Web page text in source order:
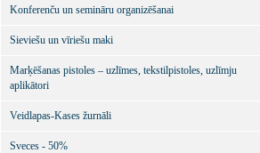
Konferenču un semināru organizēšanai
Sieviešu un vīriešu maki
Marķēšanas pistoles – uzlīmes, tekstilpistoles, uzlīmju
aplikātori
Veidlapas-Kases žurnāli
Sveces - 50%